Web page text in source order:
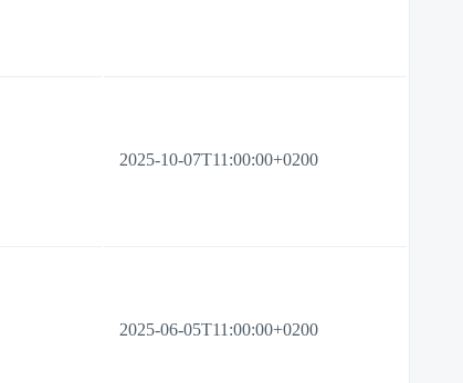
2025-10-07T11:00:00+0200
2025-06-05T11:00:00+0200